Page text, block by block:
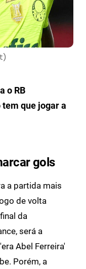
o RB
que jogar a
gols
a partida mais
de volta
da
será a
Abel Ferreira'
Porém, a